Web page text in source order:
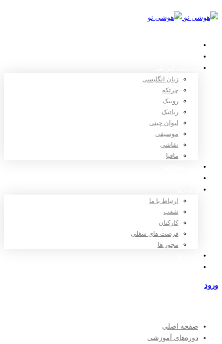
زبان انگلیسی
چرتکه
روبیک
رباتیک
لیوان چینی
موسیقی
نقاشی
مافیا
ارتباط با ما
شعب
کارکنان
فرصت های شغلی
مجوز ها
ورود
صفحه اصلی
دوره‌های آموزشی